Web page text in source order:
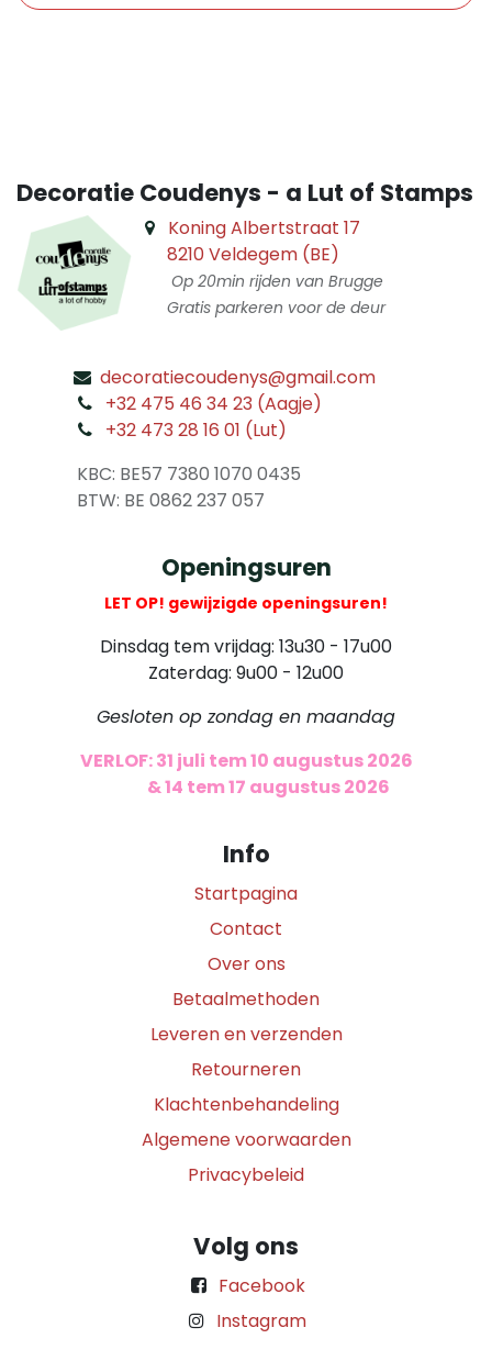
Decoratie Coudenys - a Lut of Stamps
Koning Albertstraat 17
8210 Veldegem (BE)
Op 20min rijden van Brugge
Gratis parkeren voor de deur
decoratiecoudenys@gmail.com
+32 475 46 34 23 (Aagje)
+32 473 28 16 01 (Lut)
KBC: BE57 7380 1070 0435
​ BTW: BE 0862 237 057
Openingsuren
LET OP! gewijzigde openingsuren!
Dinsdag tem vrijdag: 13u30 - 17u00
Zaterdag: 9u00 - 12u00
Gesloten op zondag en maandag
VERLOF: 31 juli tem 10 augustus 2026
& 14 tem 17 augustus 2026
Info
Startpagina
Contact
Over ons
Betaalmethoden
Leveren en verzenden
Retourneren
Klachtenbehandeling
Algemene voorwaarden
Privacybeleid
Volg ons
Facebook
Instagram